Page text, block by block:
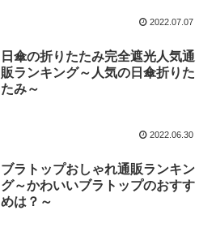
2022.07.07
日傘の折りたたみ完全遮光人気通
販ランキング～人気の日傘折りた
たみ～
2022.06.30
ブラトップおしゃれ通販ランキン
グ～かわいいブラトップのおすす
めは？～